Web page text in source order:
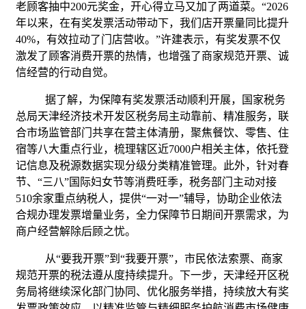
老顾客抽中200元奖金，开心得立马又加了两道菜。“2026
年以来，在有奖发票活动带动下，我们店开票量同比提升
40%，有效拉动了门店营收。”许建表示，有奖发票不仅
激发了顾客消费开票的热情，也增强了商家规范开票、诚
信经营的行动自觉。
据了解，为保障有奖发票活动顺利开展，国家税务
总局天津经济技术开发区税务局主动靠前、精准服务，联
合市场监管部门共享在营主体清册，聚焦餐饮、零售、住
宿等八大重点行业，梳理辖区近7000户相关主体，依托登
记信息及税源数据实现分级分类精准管理。此外，针对春
节、“三八”国际妇女节等消费旺季，税务部门主动对接
510余家重点纳税人，提供“一对一”辅导，协助企业依法
合规办理发票增量业务，全力保障节日期间开票需求，为
商户经营解除后顾之忧。
从“要我开票”到“我要开票”，市民依法索票、商家
规范开票的税法遵从度持续提升。下一步，天津经开区税
务局将继续深化部门协同、优化服务举措，持续放大有奖